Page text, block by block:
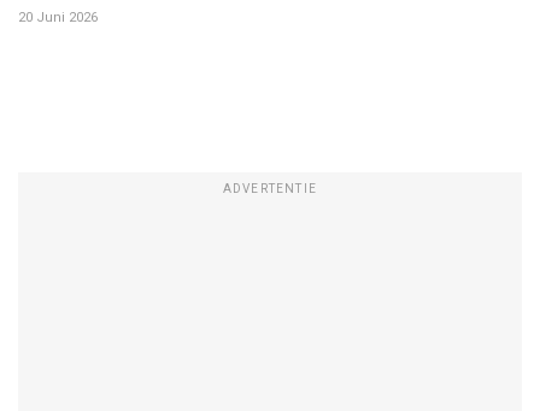
20 Juni 2026
ADVERTENTIE